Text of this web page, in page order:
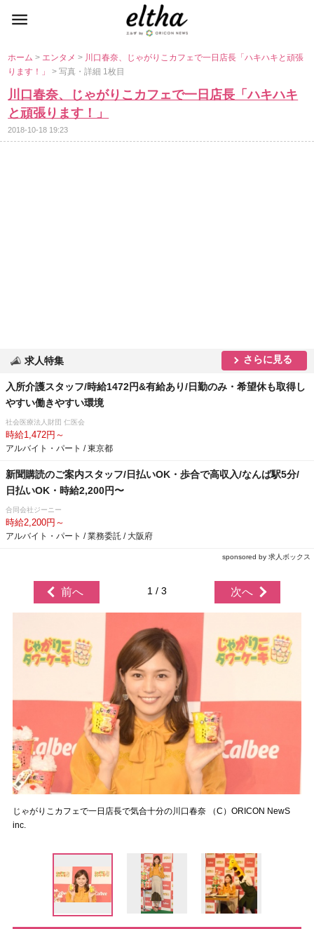
ホーム> エンタメ> 川口春奈、じゃがりこカフェで一日店長「ハキハキと頑張
ります！」> 写真・詳細 1枚目
川口春奈、じゃがりこカフェで一日店長「ハキハキ
と頑張ります！」
2018-10-18 19:23
求人特集 さらに見る
入所介護スタッフ/時給1472円&有給あり/日勤のみ・希望休も取得し
すい働きやすい環境
社会医療法人財団 仁医会
時給1,472円～
アルバイト・パート / 東京都
新聞購読のご案内スタッフ/日払いOK・歩合で高収入/なんば駅5分/
日払いOK・時給2,200円〜
合同会社ジーニー
時給2,200円～
アルバイト・パート / 業務委託 / 大阪府
sponsored by 求人ボックス
前へ 1 / 3 次へ
じゃがりこカフェで一日店長で気合十分の川口春奈 （C）ORICON NewS
inc.